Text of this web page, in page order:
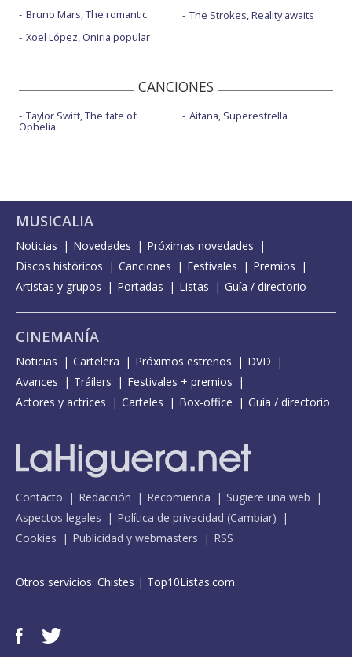
Bruno Mars, The romantic
Xoel López, Oniria popular
The Strokes, Reality awaits
CANCIONES
Taylor Swift, The fate of
Ophelia
Aitana, Superestrella
MUSICALIA
Noticias Novedades
Próximas novedades
Discos históricos
Canciones Festivales
Premios
Artistas y grupos
Portadas Listas Guía / directorio
CINEMANÍA
Noticias Cartelera Próximos estrenos
DVD
Avances
Tráilers
Festivales + premios
Actores y actrices
Carteles Box-office Guía / directorio
Contacto Redacción Recomienda
Sugiere una web
Aspectos legales
Política de privacidad (Cambiar)
Cookies
Publicidad y webmasters RSS
Otros servicios: Chistes | Top10Listas.com